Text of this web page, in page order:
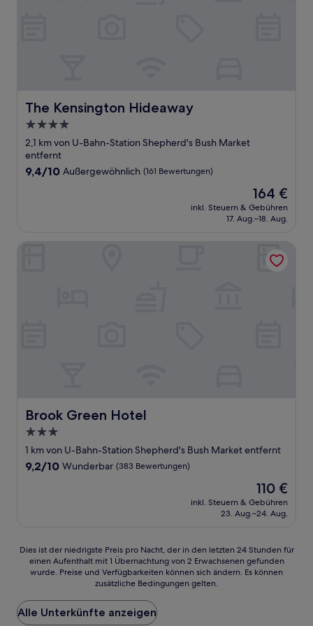
The Kensington Hideaway
The Kensington Hideaway
4.0-
Sterne-
Unterkunft
2,1 km von U-Bahn-Station Shepherd's Bush Market
entfernt
9.4
9,4/10 Außergewöhnlich (161 Bewertungen)
Der
Preis
beträgt
164 €
inkl. Steuern & Gebühren
17. Aug.–18. Aug.
Brook Green Hotel
Brook Green Hotel
3.0-
Sterne-
Unterkunft
1 km von U-Bahn-Station Shepherd's Bush Market entfernt
9.2
9,2/10 Wunderbar (383 Bewertungen)
Der
Preis
beträgt
110 €
inkl. Steuern & Gebühren
23. Aug.–24. Aug.
Dies
der
Preis
pro
Dies ist der niedrigste Preis pro Nacht, der in den letzten 24 Stunden für
einen Aufenthalt mit 1 Übernachtung von 2 Erwachsenen gefunden
wurde. Preise und Verfügbarkeiten können sich ändern. Es können
zusätzliche Bedingungen gelten.
Alle Unterkünfte anzeigen